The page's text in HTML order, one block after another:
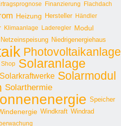
Finanzierung
Flachdach
Heizung Hersteller Händler
Klimaanlage Laderegler Modul
Netzeinspeisung Niedrigenergiehaus
Photovoltaikanlage
Shop Solaranlage
Solarkraftwerke Solarmodul
Solarthermie
Speicher
Windkraft Windrad